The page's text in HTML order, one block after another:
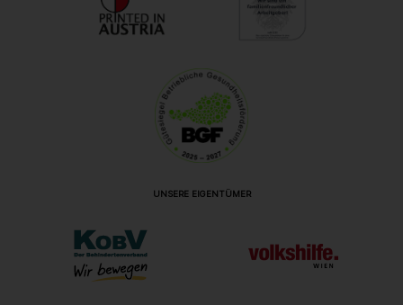
UNSERE EIGENTÜMER